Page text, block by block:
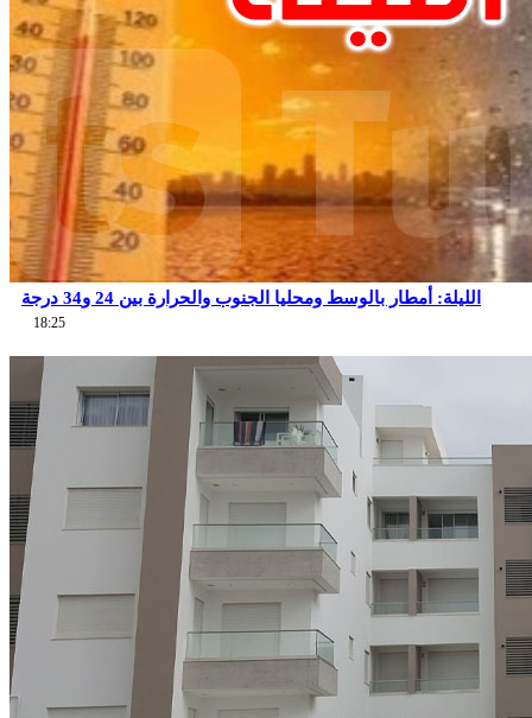
الليلة: أمطار بالوسط ومحليا الجنوب والحرارة بين 24 و34 درجة
18:25